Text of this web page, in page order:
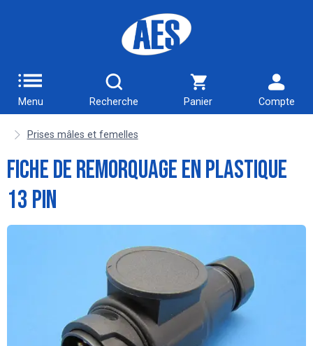
Menu Recherche Panier Compte
Prises mâles et femelles
FICHE DE REMORQUAGE EN PLASTIQUE
13 PIN